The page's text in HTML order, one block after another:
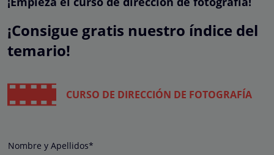
¡Consigue gratis nuestro índice del
temario!
CURSO DE DIRECCIÓN DE FOTOGRAFÍA
Nombre y Apellidos*